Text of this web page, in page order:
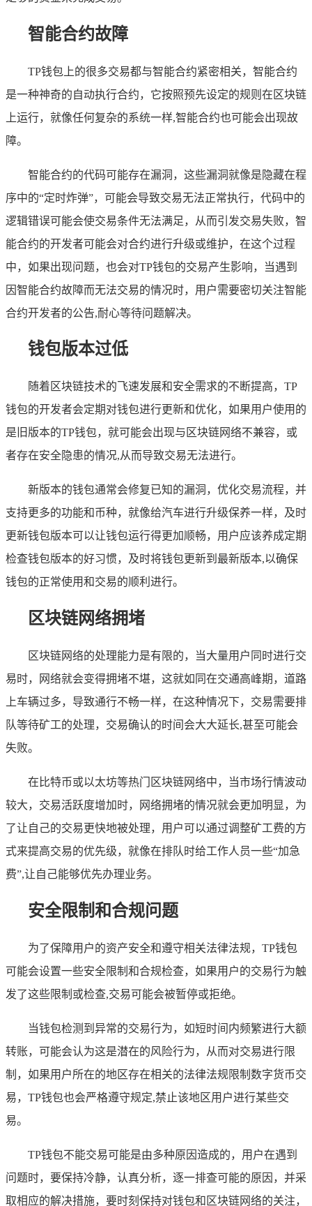
智能合约故障
TP钱包上的很多交易都与智能合约紧密相关，智能合约
是一种神奇的自动执行合约，它按照预先设定的规则在区块链
上运行，就像任何复杂的系统一样,智能合约也可能会出现故
障。
智能合约的代码可能存在漏洞，这些漏洞就像是隐藏在程
序中的“定时炸弹”，可能会导致交易无法正常执行，代码中的
逻辑错误可能会使交易条件无法满足，从而引发交易失败，智
能合约的开发者可能会对合约进行升级或维护，在这个过程
中，如果出现问题，也会对TP钱包的交易产生影响，当遇到
因智能合约故障而无法交易的情况时，用户需要密切关注智能
合约开发者的公告,耐心等待问题解决。
钱包版本过低
随着区块链技术的飞速发展和安全需求的不断提高，TP
钱包的开发者会定期对钱包进行更新和优化，如果用户使用的
是旧版本的TP钱包，就可能会出现与区块链网络不兼容，或
者存在安全隐患的情况,从而导致交易无法进行。
新版本的钱包通常会修复已知的漏洞，优化交易流程，并
支持更多的功能和币种，就像给汽车进行升级保养一样，及时
更新钱包版本可以让钱包运行得更加顺畅，用户应该养成定期
检查钱包版本的好习惯，及时将钱包更新到最新版本,以确保
钱包的正常使用和交易的顺利进行。
区块链网络拥堵
区块链网络的处理能力是有限的，当大量用户同时进行交
易时，网络就会变得拥堵不堪，这就如同在交通高峰期，道路
上车辆过多，导致通行不畅一样，在这种情况下，交易需要排
队等待矿工的处理，交易确认的时间会大大延长,甚至可能会
失败。
在比特币或以太坊等热门区块链网络中，当市场行情波动
较大，交易活跃度增加时，网络拥堵的情况就会更加明显，为
了让自己的交易更快地被处理，用户可以通过调整矿工费的方
式来提高交易的优先级，就像在排队时给工作人员一些“加急
费”,让自己能够优先办理业务。
安全限制和合规问题
为了保障用户的资产安全和遵守相关法律法规，TP钱包
可能会设置一些安全限制和合规检查，如果用户的交易行为触
发了这些限制或检查,交易可能会被暂停或拒绝。
当钱包检测到异常的交易行为，如短时间内频繁进行大额
转账，可能会认为这是潜在的风险行为，从而对交易进行限
制，如果用户所在的地区存在相关的法律法规限制数字货币交
易，TP钱包也会严格遵守规定,禁止该地区用户进行某些交
易。
TP钱包不能交易可能是由多种原因造成的，用户在遇到
问题时，要保持冷静，认真分析，逐一排查可能的原因，并采
取相应的解决措施，要时刻保持对钱包和区块链网络的关注，